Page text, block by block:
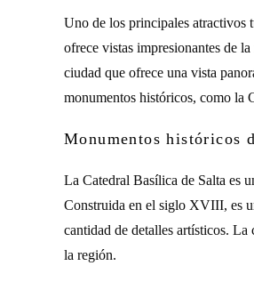
Uno de los principales atractivos
ofrece vistas impresionantes de
ciudad que ofrece una vista
monumentos históricos, como la
Monumentos históricos
La Catedral Basílica de Salta es
Construida en el siglo XVIII, es
cantidad de detalles artísticos. La
la región.